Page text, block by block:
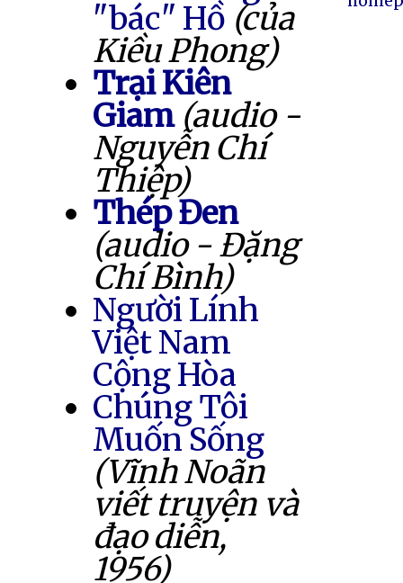
"bác" Hồ (của
Kiều Phong)
Trại Kiên
Giam (audio -
Nguyễn Chí
Thiệp)
Thép Đen
(audio - Đặng
Chí Bình)
Người Lính
Việt Nam
Cộng Hòa
Chúng Tôi
Muốn Sống
(Vĩnh Noãn
viết truyện và
đạo diễn,
1956)